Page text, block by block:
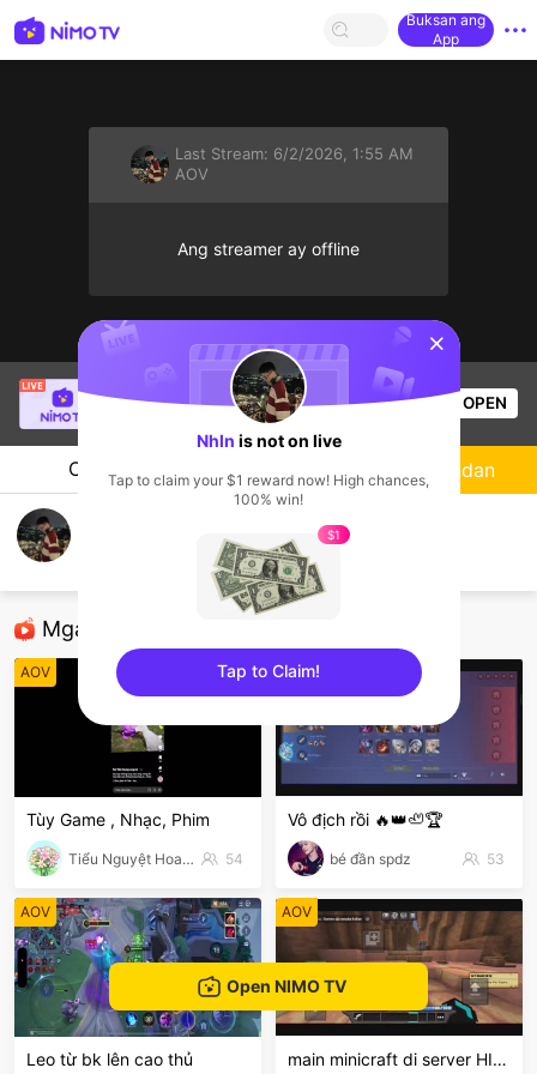
Buksan ang
App
Last Stream: 6/2/2026, 1:55 AM
AOV
Ang streamer ay offline
Tiểu Nguyệt Hoa Nhiis live!
Views OPEN
Chat Streamer
Mga Nirerekominda Na Mga Streamer
AOV
Tùy Game , Nhạc, Phim
Tiểu Nguyệt Hoa Nhi 54
AOV
Vô địch rồi 🔥👑🦥🏆
bé đần spdz 53
AOV
Leo từ bk lên cao thủ
AOV
main minicraft di server HIVE
Sundan
Open NIMO TV
sentinelStart
Nhln is not on live
Tap to claim your $1 reward now! High chances,
100% win!
$1
Tap to Claim!
sentinelEnd